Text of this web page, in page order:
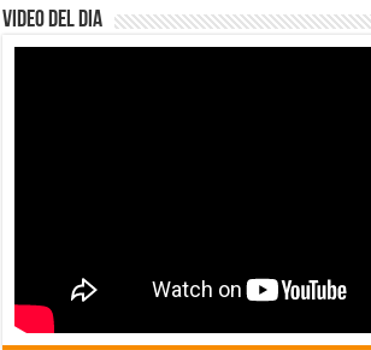
Video del dia